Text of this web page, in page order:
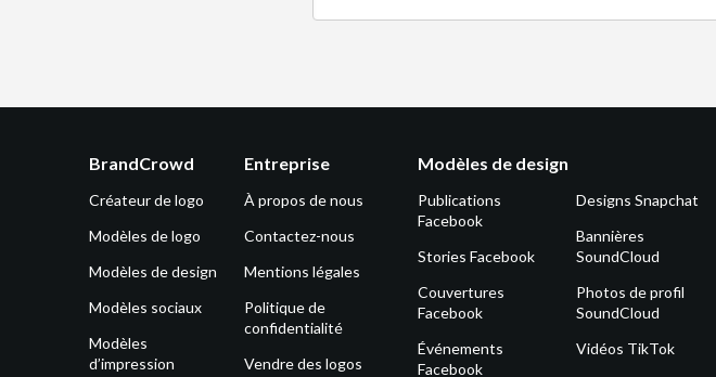
BrandCrowd
Créateur de logo
Modèles de logo
Modèles de design
Modèles sociaux
Modèles
d’impression
Entreprise
À propos de nous
Contactez-nous
Mentions légales
Politique de
confidentialité
Vendre des logos
Modèles de design
Publications
Facebook
Stories Facebook
Couvertures
Facebook
Événements
Facebook
Designs Snapchat
Bannières
SoundCloud
Photos de profil
SoundCloud
Vidéos TikTok